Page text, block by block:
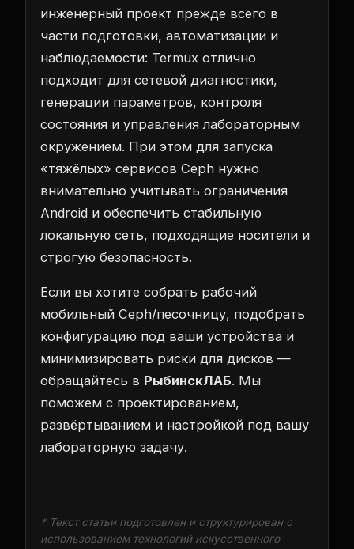
инженерный проект прежде всего в
части подготовки, автоматизации и
наблюдаемости: Termux отлично
подходит для сетевой диагностики,
генерации параметров, контроля
состояния и управления лабораторным
окружением. При этом для запуска
«тяжёлых» сервисов Ceph нужно
внимательно учитывать ограничения
Android и обеспечить стабильную
локальную сеть, подходящие носители и
строгую безопасность.
Если вы хотите собрать рабочий
мобильный Ceph/песочницу, подобрать
конфигурацию под ваши устройства и
минимизировать риски для дисков —
обращайтесь в РыбинскЛАБ. Мы
поможем с проектированием,
развёртыванием и настройкой под вашу
лабораторную задачу.
* Текст статьи подготовлен и структурирован с
использованием технологий искусственного